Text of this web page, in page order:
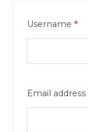
Username *
Email address